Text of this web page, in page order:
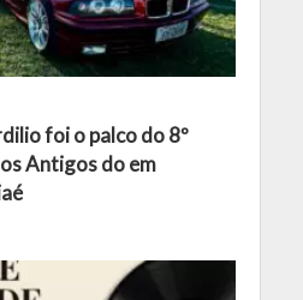
foi o palco do 8º
Antigos do em